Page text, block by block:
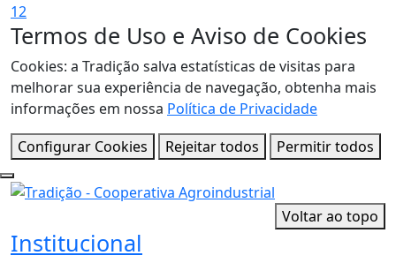
12
Termos de Uso e Aviso de Cookies
Cookies: a Tradição salva estatísticas de visitas para
melhorar sua experiência de navegação, obtenha mais
informações em nossa Política de Privacidade
Configurar Cookies
Rejeitar todos Permitir todos
Voltar ao topo
Institucional